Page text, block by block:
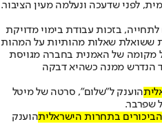
לפני שדעכה ונעלמה מעין הציבור.
בזכות עבודת בימוי מדויקת
ששואלת שאלות מהותיות על המהות
מקומה של האמנית בחברה מגויסת
הנדרש ממנה כשהיא דבקה
הוענק ל"שלום", סרטה של מיטל
שפרבר.
בתחרות הישראליתהוענק